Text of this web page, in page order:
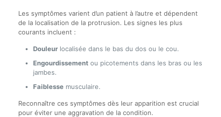
Les symptômes varient d’un patient à l’autre et dépendent
de la localisation de la protrusion. Les signes les plus
courants incluent :
Douleurlocalisée dans le bas du dos ou le cou.
Engourdissementou picotements dans les bras ou les
jambes.
Faiblessemusculaire.
Reconnaître ces symptômes dès leur apparition est crucial
pour éviter une aggravation de la condition.